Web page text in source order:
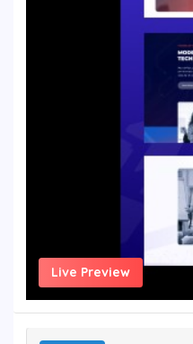
Live Preview